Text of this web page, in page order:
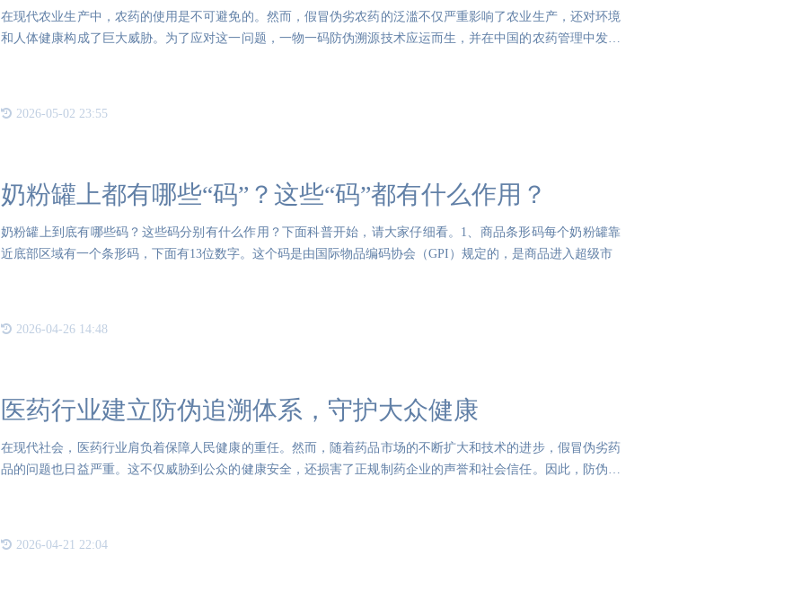
在现代农业生产中，农药的使用是不可避免的。然而，假冒伪劣农药的泛滥不仅严重影响了农业生产，还对环境
和人体健康构成了巨大威胁。为了应对这一问题，一物一码防伪溯源技术应运而生，并在中国的农药管理中发挥
2026-05-02 23:55
奶粉罐上都有哪些“码”？这些“码”都有什么作用？
奶粉罐上到底有哪些码？这些码分别有什么作用？下面科普开始，请大家仔细看。1、商品条形码每个奶粉罐靠
近底部区域有一个条形码，下面有13位数字。这个码是由国际物品编码协会（GPI）规定的，是商品进入超级市
2026-04-26 14:48
医药行业建立防伪追溯体系，守护大众健康
在现代社会，医药行业肩负着保障人民健康的重任。然而，随着药品市场的不断扩大和技术的进步，假冒伪劣药
品的问题也日益严重。这不仅威胁到公众的健康安全，还损害了正规制药企业的声誉和社会信任。因此，防伪溯
2026-04-21 22:04